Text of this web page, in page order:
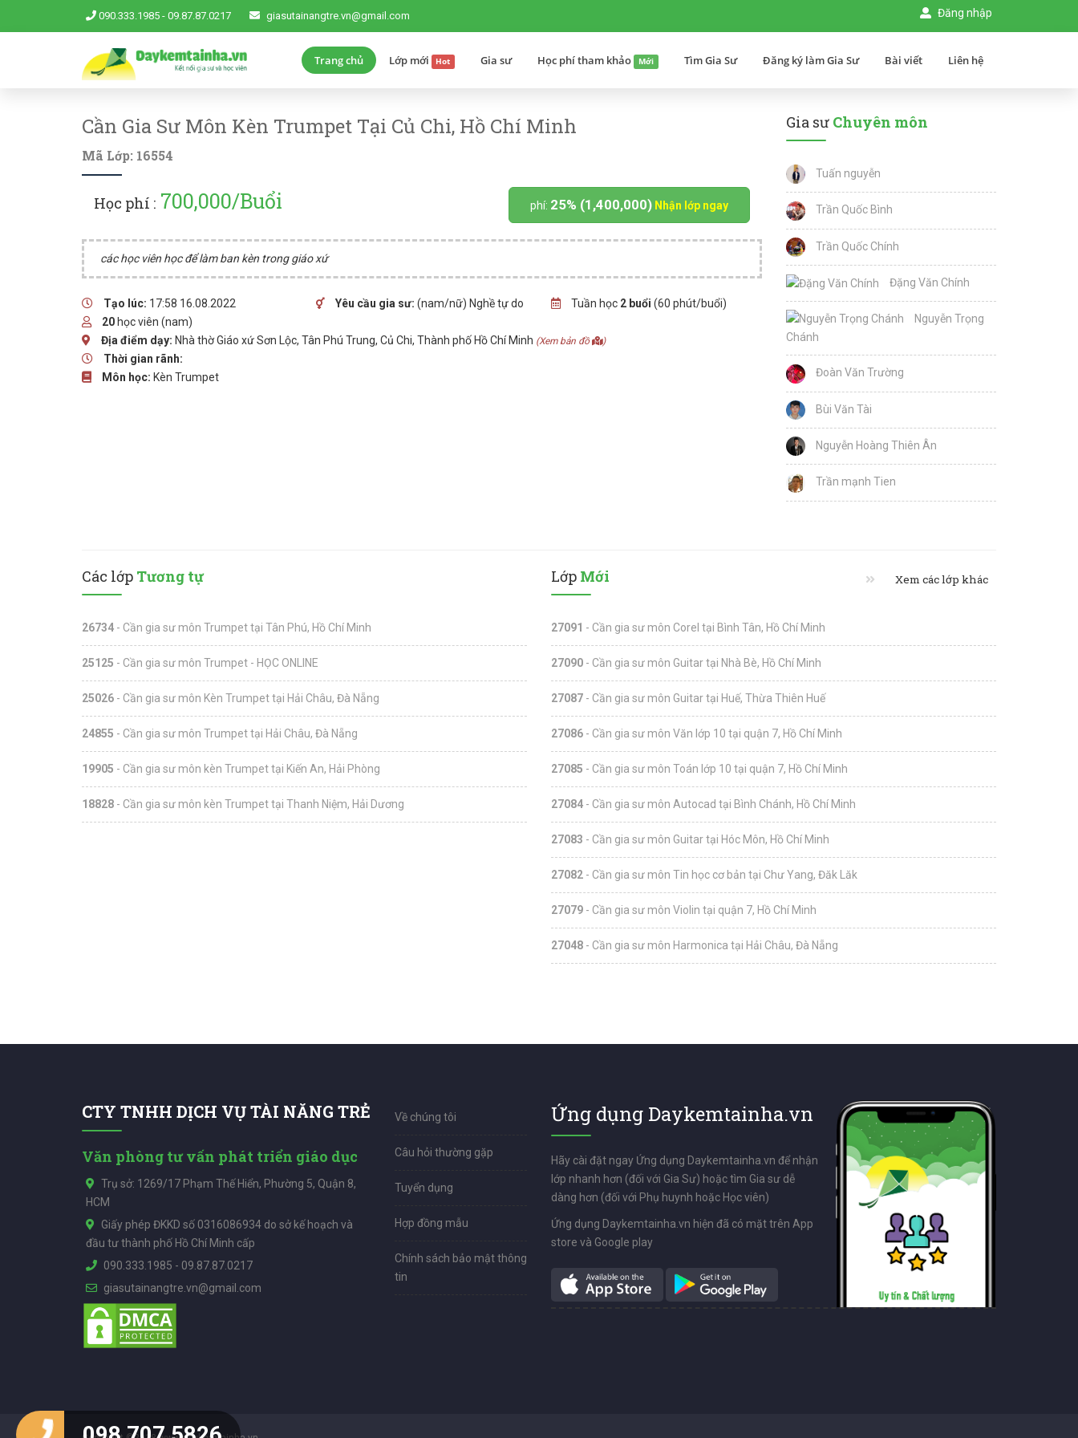
090.333.1985 - 09.87.87.0217 giasutainangtre.vn@gmail.com Đăng nhập
Trang chủ Lớp mới Hot Gia sư Học phí tham khảo Mới Tìm Gia Sư Đăng ký làm Gia Sư Bài viết Liên hệ
Cần Gia Sư Môn Kèn Trumpet Tại Củ Chi, Hồ Chí Minh
Mã Lớp: 16554
Học phí : 700,000/Buổi phí: 25% (1,400,000) Nhận lớp ngay
các học viên học để làm ban kèn trong giáo xứ
Tạo lúc: 17:58 16.08.2022 Yêu cầu gia sư: (nam/nữ) Nghề tự do Tuần học 2 buổi (60 phút/buổi)
20 học viên (nam)
Địa điểm dạy: Nhà thờ Giáo xứ Sơn Lộc, Tân Phú Trung, Củ Chi, Thành phố Hồ Chí Minh (Xem bản đồ )
Thời gian rãnh:
Môn học: Kèn Trumpet
Gia sư Chuyên môn
Tuấn nguyễn
Trần Quốc Bình
Trần Quốc Chính
Đặng Văn Chính
Nguyễn Trọng
Chánh
Đoàn Văn Trường
Bùi Văn Tài
Nguyễn Hoàng Thiên Ân
Trần mạnh Tien
Các lớp Tương tự
26734 - Cần gia sư môn Trumpet tại Tân Phú, Hồ Chí Minh
25125 - Cần gia sư môn Trumpet - HỌC ONLINE
25026 - Cần gia sư môn Kèn Trumpet tại Hải Châu, Đà Nẵng
24855 - Cần gia sư môn Trumpet tại Hải Châu, Đà Nẵng
19905 - Cần gia sư môn kèn Trumpet tại Kiến An, Hải Phòng
18828 - Cần gia sư môn kèn Trumpet tại Thanh Niệm, Hải Dương
Lớp Mới Xem các lớp khác
27091 - Cần gia sư môn Corel tại Bình Tân, Hồ Chí Minh
27090 - Cần gia sư môn Guitar tại Nhà Bè, Hồ Chí Minh
27087 - Cần gia sư môn Guitar tại Huế, Thừa Thiên Huế
27086 - Cần gia sư môn Văn lớp 10 tại quận 7, Hồ Chí Minh
27085 - Cần gia sư môn Toán lớp 10 tại quận 7, Hồ Chí Minh
27084 - Cần gia sư môn Autocad tại Bình Chánh, Hồ Chí Minh
27083 - Cần gia sư môn Guitar tại Hóc Môn, Hồ Chí Minh
27082 - Cần gia sư môn Tin học cơ bản tại Chư Yang, Đăk Lăk
27079 - Cần gia sư môn Violin tại quận 7, Hồ Chí Minh
27048 - Cần gia sư môn Harmonica tại Hải Châu, Đà Nẵng
CTY TNHH DỊCH VỤ TÀI NĂNG TRẺ
Văn phòng tư vấn phát triển giáo dục
Trụ sở: 1269/17 Phạm Thế Hiển, Phường 5, Quận 8,
HCM
Giấy phép ĐKKD số 0316086934 do sở kế hoạch và
đầu tư thành phố Hồ Chí Minh cấp
090.333.1985 - 09.87.87.0217
giasutainangtre.vn@gmail.com
Về chúng tôi
Câu hỏi thường gặp
Tuyển dụng
Hợp đồng mẫu
Chính sách bảo mật thông
tin
Ứng dụng Daykemtainha.vn
Hãy cài đặt ngay Ứng dụng Daykemtainha.vn để nhận
lớp nhanh hơn (đối với Gia Sư) hoặc tìm Gia sư dễ
dàng hơn (đối với Phụ huynh hoặc Học viên)
Ứng dụng Daykemtainha.vn hiện đã có mặt trên App
store và Google play